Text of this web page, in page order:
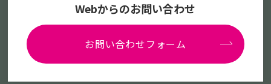
Webからのお問い合わせ
お問い合わせフォーム